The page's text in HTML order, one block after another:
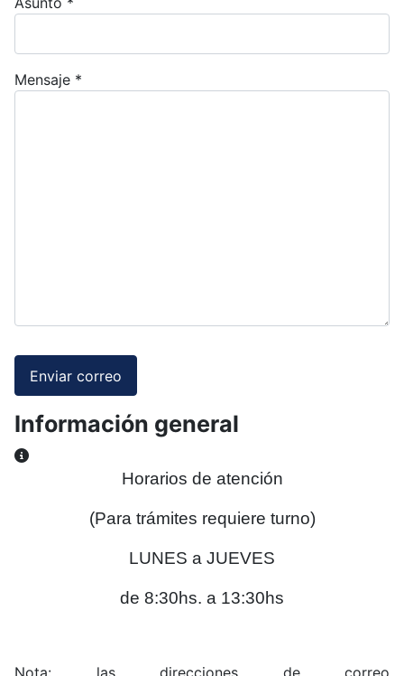
Mensaje *
Enviar correo
Información general
Información general
Horarios de atención
(Para trámites requiere turno)
LUNES a JUEVES
de 8:30hs. a 13:30hs